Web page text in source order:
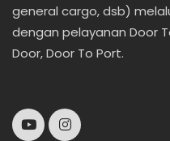
general cargo, dsb)
dengan pelayanan Door
Door, Door To Port.